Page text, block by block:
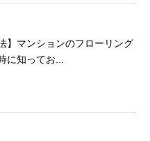
】マンションのフローリング
に知ってお...